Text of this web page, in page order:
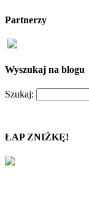
Partnerzy
Wyszukaj na blogu
Szukaj:
ŁAP ZNIŻKĘ!